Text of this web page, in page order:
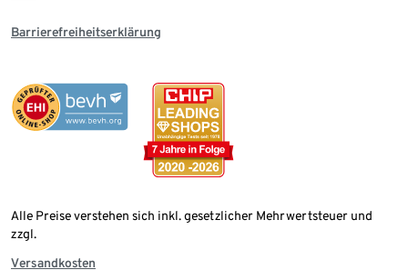
Barrierefreiheitserklärung
Alle Preise verstehen sich inkl. gesetzlicher Mehrwertsteuer und
zzgl.
Versandkosten